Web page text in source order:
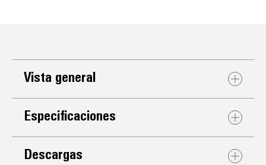
Vista general
Especificaciones
Descargas